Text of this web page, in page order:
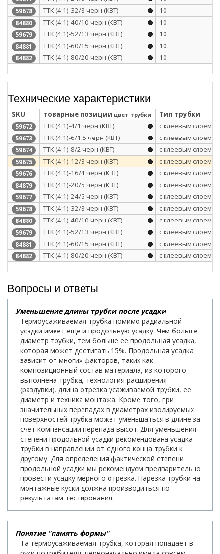
59678 ТТК (4:1)-32/8 черн (КВТ) 10
84880 ТТК (4:1)-40/10 черн (КВТ) 10
59679 ТТК (4:1)-52/13 черн (КВТ) 10
84881 ТТК (4:1)-60/15 черн (КВТ) 10
84882 ТТК (4:1)-80/20 черн (КВТ) 10
Технические характеристики
SKU товарные позиции цвет трубки Тип трубки
59672 ТТК (4:1)-4/1 черн (КВТ) с клеевым слоем
59673 ТТК (4:1)-6/1.5 черн (КВТ) с клеевым слоем
59674 ТТК (4:1)-8/2 черн (КВТ) с клеевым слоем
59675 ТТК (4:1)-12/3 черн (КВТ) с клеевым слоем
59676 ТТК (4:1)-16/4 черн (КВТ) с клеевым слоем
84879 ТТК (4:1)-20/5 черн (КВТ) с клеевым слоем
59677 ТТК (4:1)-24/6 черн (КВТ) с клеевым слоем
59678 ТТК (4:1)-32/8 черн (КВТ) с клеевым слоем
84880 ТТК (4:1)-40/10 черн (КВТ) с клеевым слоем
59679 ТТК (4:1)-52/13 черн (КВТ) с клеевым слоем
84881 ТТК (4:1)-60/15 черн (КВТ) с клеевым слоем
84882 ТТК (4:1)-80/20 черн (КВТ) с клеевым слоем
Вопросы и ответы
Уменьшение длины трубки после усадки
Термоусаживаемая трубка помимо радиальной
усадки имеет еще и продольную усадку. Чем больше
диаметр трубки, тем больше ее продольная усадка,
которая может достигать 15%. Продольная усадка
зависит от многих факторов, таких как
композиционный состав материала, из которого
выполнена трубка, технология расширения
(раздувки), длина отрезка усаживаемой трубки, ее
диаметр и техника монтажа. Кроме того, при
значительных перепадах в диаметрах изолируемых
поверхностей трубка может уменьшаться в длине за
счет компенсации перепада высот. Для уменьшения
степени продольной усадки рекомендована усадка
трубки в направлении от одного конца трубки к
другому. Для определения фактической степени
продольной усадки мы рекомендуем предварительно
провести усадку мерного отрезка. Нарезка трубки на
монтажные куски должна производиться по
результатам тестирования.
Понятие "память формы"
Та термоусаживаемая трубка, которая попадает в